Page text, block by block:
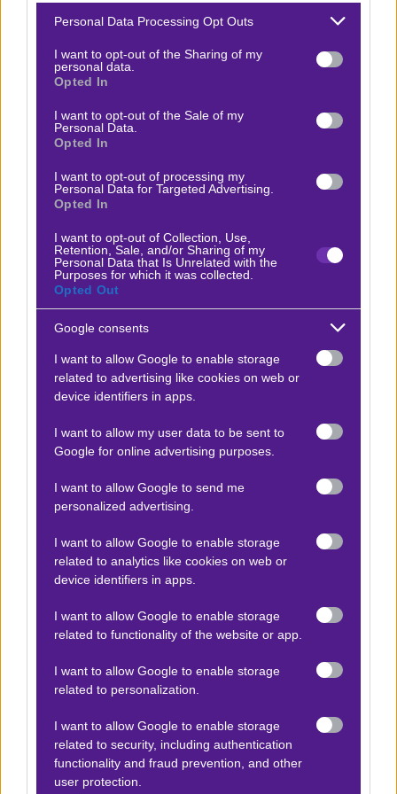
Please note that this website/app uses one or more Google
not limited to your visit or usage behaviour. You may click to
grant or deny consent to Google and its third-party tags to
use your data for below specified purposes in below Google
consent section.
Personal Data Processing Opt Outs
I want to opt-out of the Sharing of my
personal data.
Opted In
I want to opt-out of the Sale of my
Personal Data.
Opted In
I want to opt-out of processing my
Personal Data for Targeted Advertising.
Opted In
I want to opt-out of Collection, Use,
Retention, Sale, and/or Sharing of my
Personal Data that Is Unrelated with the
Purposes for which it was collected.
Opted Out
Google consents
I want to allow Google to enable storage
related to advertising like cookies on web or
device identifiers in apps.
I want to allow my user data to be sent to
Google for online advertising purposes.
I want to allow Google to send me
personalized advertising.
I want to allow Google to enable storage
related to analytics like cookies on web or
device identifiers in apps.
I want to allow Google to enable storage
related to functionality of the website or app.
I want to allow Google to enable storage
related to personalization.
I want to allow Google to enable storage
related to security, including authentication
functionality and fraud prevention, and other
user protection.
το μέλλον του. Θα κάνει κάποιες αλλαγές, αλλά το’ χει
συνειδητοποιήσει κι αυτός ότι έχει σημασία να φύγει η
ομάδα αξιοπρεπώς από το τουρνουά, οπότε τα βαριά
υψηλό, τουλάχιστον για γκολ. Από την άλλη ο
Ποτσετίνο λέει ότι αφού είναι πρώτος ό,τι και να γίνει
θα παρουσιάσει μια ομάδα πειραματική απόψε, να
δώσει ανάσες στους παίκτες που έτρεξαν πολύ στα
στο 1,87 στη Fonbet.
Ο Αργύρης Παγαρτάνης προτείνει:
Γουιντάντ Καζαμπλάνκα - MAS Fes
Μαρόκο 25.06.2026| 20:00
Wydad Over 0,5 1-60\'
1.70
Αποτέλεσμα: 0-1
Τουρκία - ΗΠΑ
Παγκόσμιο Κύπελλο Ποδοσφαίρου 2026
|05:00
Τουρκία Over 1
Προσφορές*